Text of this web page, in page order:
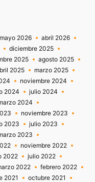
mayo 2026
abril 2026
diciembre 2025
2025
agosto 2025
2025
marzo 2025
noviembre 2024
2024
julio 2024
2024
noviembre 2023
2023
julio 2023
2023
noviembre 2022
2022
julio 2022
2022
febrero 2022
2021
octubre 2021